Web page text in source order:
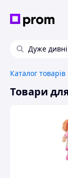
Дуже
Каталог товарів
Товари